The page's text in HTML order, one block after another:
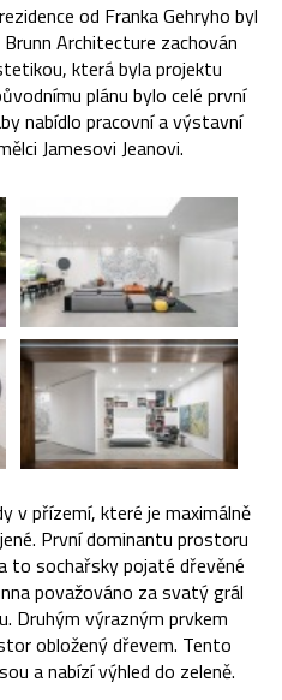
od Franka Gehryho byl
Architecture zachován
která byla projektu
plánu bylo celé první
nabídlo pracovní a výstavní
Jamesovi Jeanovi.
v přízemí, které je maximálně
První dominantu prostoru
to sochařsky pojaté dřevěné
považováno za svatý grál
Druhým výrazným prvkem
obložený dřevem. Tento
a nabízí výhled do zeleně.